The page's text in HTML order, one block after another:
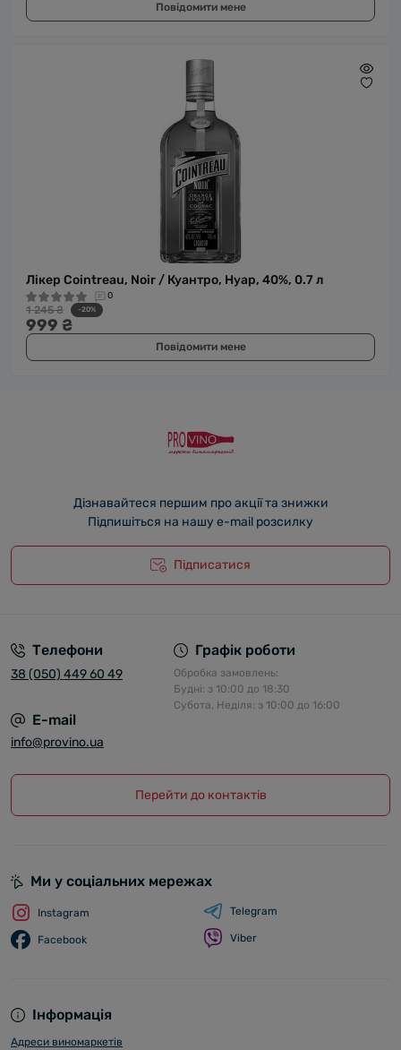
Повідомити мене
Лікер Cointreau, Noir / Куантро, Нуар, 40%, 0.7 л
0
1 245 ₴ -20%
999 ₴
Повідомити мене
Дізнавайтеся першим про акції та знижки
Підпишіться на нашу e-mail розсилку
Підписатися
Телефони
38 (050) 449 60 49
Графік роботи
Обробка замовлень:
Будні: з 10:00 до 18:30
Субота, Неділя: з 10:00 до 16:00
E-mail
info@provino.ua
Перейти до контактів
Інформація
Адреси виномаркетів
Ми у соціальних мережах
Instagram
Facebook
Telegram
Viber